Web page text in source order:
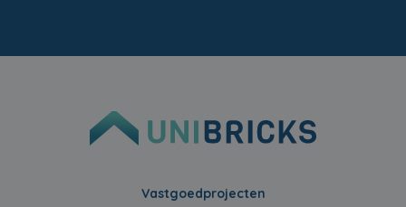
Vastgoedprojecten